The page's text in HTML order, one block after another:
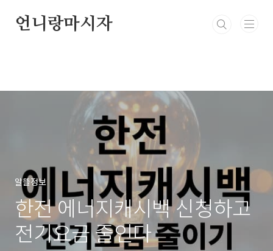
언니랑마시자
알뜰정보
한전 에너지캐시백 신청하고
전기요금 줄인다